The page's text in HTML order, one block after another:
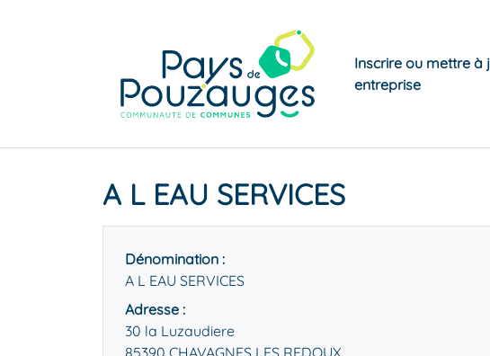
Inscrire ou mettre à
entreprise
A L EAU SERVICES
Dénomination :
A L EAU SERVICES
Adresse :
30 la Luzaudiere